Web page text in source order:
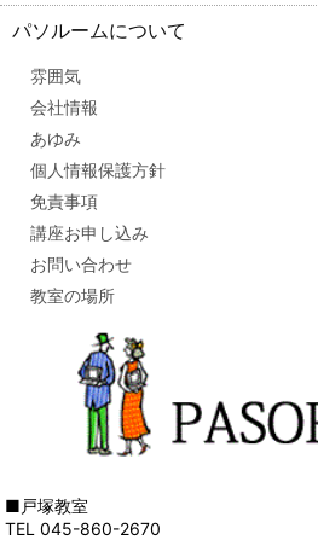
パソルームについて
雰囲気
会社情報
あゆみ
個人情報保護方針
免責事項
講座お申し込み
お問い合わせ
教室の場所
■戸塚教室
TEL 045-860-2670